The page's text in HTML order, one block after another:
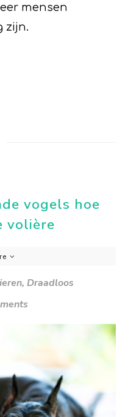
mensen
zijn.
vogels hoe
volière
, Draadloos